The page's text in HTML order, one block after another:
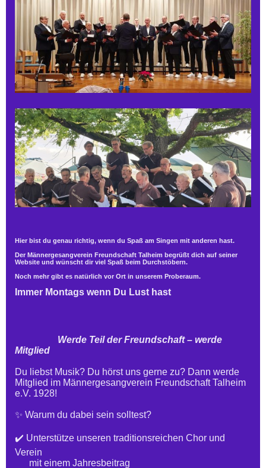
Hier bist du genau richtig, wenn du Spaß am Singen mit anderen hast.
Der Männergesangverein Freundschaft Talheim begrüßt dich auf seiner
Website und wünscht dir viel Spaß beim Durchstöbern.
Noch mehr gibt es natürlich vor Ort in unserem Proberaum.
Immer Montags wenn Du Lust hast
Werde Teil der Freundschaft – werde
Mitglied
Du liebst Musik? Du hörst uns gerne zu? Dann werde
Mitglied im Männergesangverein Freundschaft Talheim
e.V. 1928!
✨ Warum du dabei sein solltest?
✔️ Unterstütze unseren traditionsreichen Chor und
Verein
mit einem Jahresbeitrag